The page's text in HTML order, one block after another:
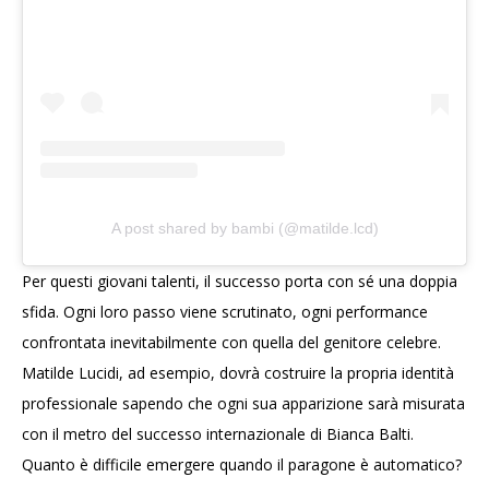
A post shared by bambi (@matilde.lcd)
Per questi giovani talenti, il successo porta con sé una doppia
sfida. Ogni loro passo viene scrutinato, ogni performance
confrontata inevitabilmente con quella del genitore celebre.
Matilde Lucidi, ad esempio, dovrà costruire la propria identità
professionale sapendo che ogni sua apparizione sarà misurata
con il metro del successo internazionale di Bianca Balti.
Quanto è difficile emergere quando il paragone è automatico?